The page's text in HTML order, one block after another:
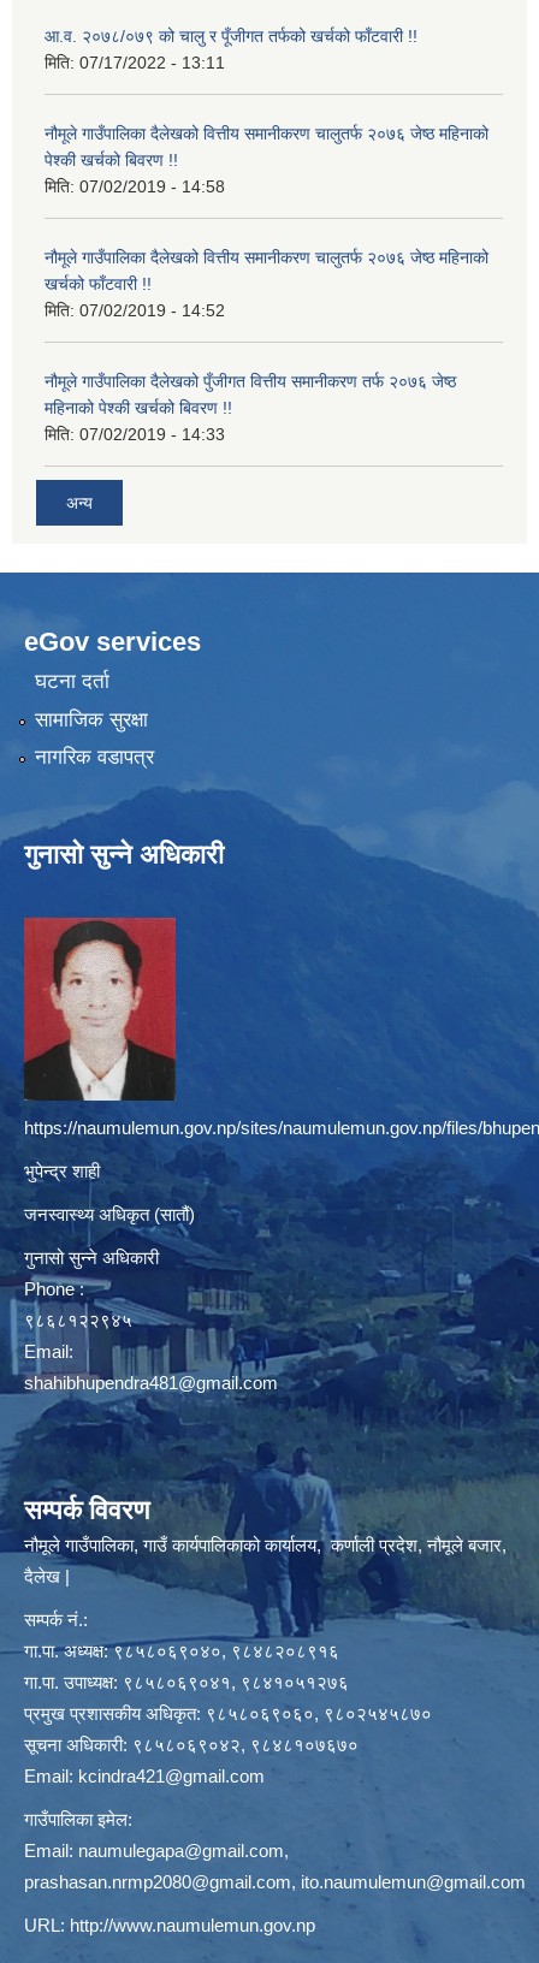
आ.व. २०७८/०७९ को चालु र पूँजीगत तर्फको खर्चको फाँटवारी !!
मिति: 07/17/2022 - 13:11
नौमूले गाउँपालिका दैलेखको वित्तीय समानीकरण चालुतर्फ २०७६ जेष्ठ महिनाको
पेश्की खर्चको बिवरण !!
मिति: 07/02/2019 - 14:58
नौमूले गाउँपालिका दैलेखको वित्तीय समानीकरण चालुतर्फ २०७६ जेष्ठ महिनाको
खर्चको फाँटवारी !!
मिति: 07/02/2019 - 14:52
नौमूले गाउँपालिका दैलेखको पुँजीगत वित्तीय समानीकरण तर्फ २०७६ जेष्ठ
महिनाको पेश्की खर्चको बिवरण !!
मिति: 07/02/2019 - 14:33
अन्य
eGov services
घटना दर्ता
सामाजिक सुरक्षा
नागरिक वडापत्र
गुनासो सुन्ने अधिकारी
https://naumulemun.gov.np/sites/naumulemun.gov.np/files/
भुपेन्द्र शाही
जनस्वास्थ्य अधिकृत (सातौं)
गुनासो सुन्ने अधिकारी
Phone :
९८६८१२२९४५
Email:
shahibhupendra481@gmail.com
सम्पर्क विवरण
नौमूले गाउँपालिका, गाउँ कार्यपालिकाको कार्यालय, कर्णाली प्रदेश, नौमूले बजार,
दैलेख |
सम्पर्क नं.:
गा.पा. अध्यक्ष: ९८५८०६९०४०, ९८४८२०८९१६
गा.पा. उपाध्यक्ष: ९८५८०६९०४१, ९८४१०५१२७६
प्रमुख प्रशासकीय अधिकृत: ९८५८०६९०६०, ९८०२५४५८७०
सूचना अधिकारी: ९८५८०६९०४२, ९८४८१०७६७०
Email: kcindra421@gmail.com
गाउँपालिका इमेल:
Email: naumulegapa@gmail.com,
prashasan.nrmp2080@gmail.com, ito.naumulemun@gmail.com
URL: http://www.naumulemun.gov.np